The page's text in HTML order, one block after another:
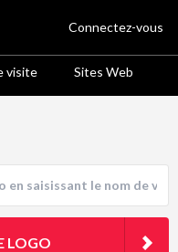
visite Sites Web
Connectez-vous
LOGO